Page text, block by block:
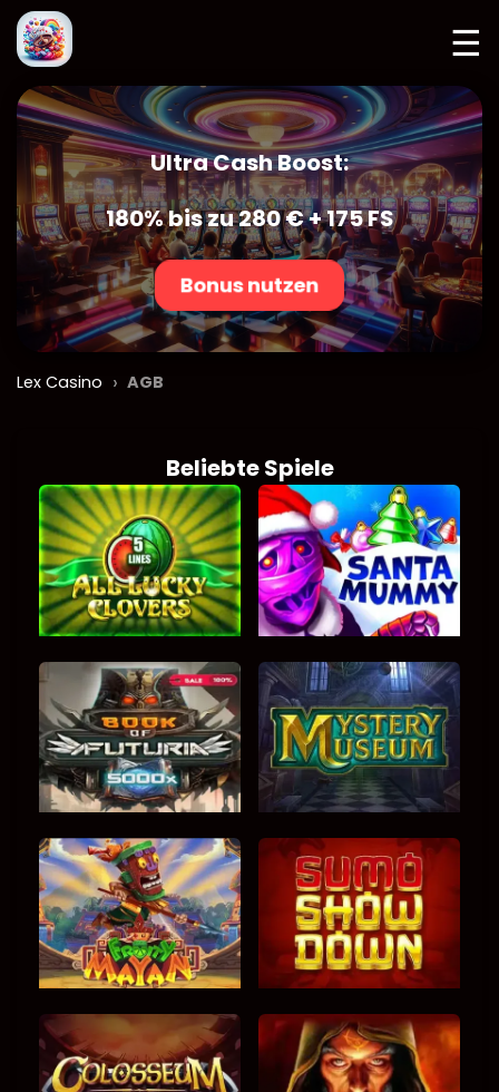
☰
Ultra Cash Boost:
180% bis zu 280 € + 175 FS
Bonus nutzen
Lex Casino › AGB
Beliebte Spiele